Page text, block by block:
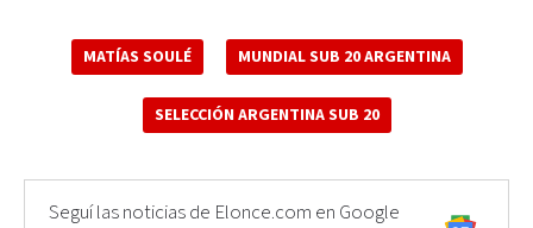
MATÍAS SOULÉ MUNDIAL SUB 20 ARGENTINA
SELECCIÓN ARGENTINA SUB 20
Seguí las noticias de Elonce.com en Google